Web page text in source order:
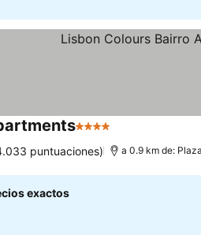
4 Estrellas
puntuaciones) a 0.9 km de:
exactos